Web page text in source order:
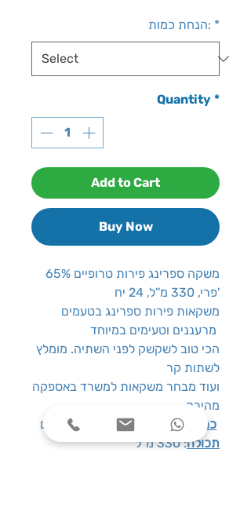
הנחת כמות: *
Quantity *
Add to Cart
Buy Now
משקה ספרינג פירות טרופיים 65%
פרי, 330 מ''ל, 24 יח'
משקאות פירות ספרינג בטעמים
הכי טוב לשקשק לפני השתיה. מומלץ
לשתות קר
ועוד מבחר משקאות למשרד באספקה
מהירה
כמות
תכולה: 330 מ''ל